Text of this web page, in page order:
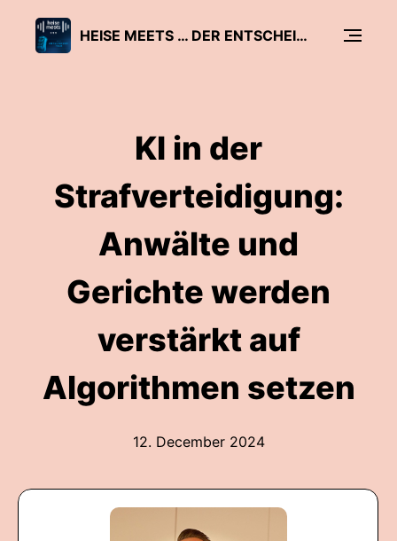
HEISE MEETS … DER ENTSCHEIDER-TALK
KI in der
Strafverteidigung:
Anwälte und
Gerichte werden
verstärkt auf
Algorithmen setzen
12. December 2024